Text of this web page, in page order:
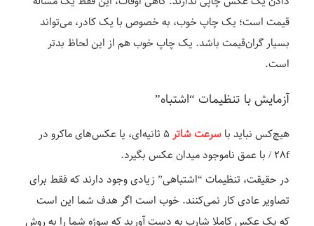
قیمت است؛ یک چاپ خوب، به خصوص با یک کادر، می‌تواند
بسیار گران‌قیمت باشد. یک چاپ خوب هم از این لحاظ بدتر
است.
آزمایش با تنظیمات “اشتباه”
هیچ‌کس نباید باسرعت شاتر
۵ ثانیه‌ای، یا عکس‌های ماکرو در
۲۸f / با عمق ناموجود میدان عکس بگیرد.
در حقیقت، تنظیمات “اشتباهی” زیادی وجود دارند که فقط برای
تصاویر عادی کار نمی‌کنند. خوب است اگر هدف شما این است
که یک عکس کاملا شارپ به دست آورید که سوژه شما را به روش